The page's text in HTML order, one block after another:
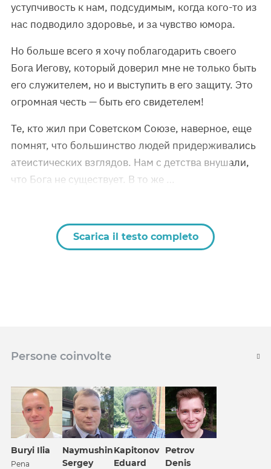
уступчивость к нам, подсудимым, когда кого-то из
нас подводило здоровье, и за чувство юмора.
Но больше всего я хочу поблагодарить своего
Бога Иегову, который доверил мне не только быть
его служителем, но и выступить в его защиту. Это
огромная честь — быть его свидетелем!
Те, кто жил при Советском Союзе, наверное, еще
помнят, что большинство людей придерживались
атеистических взглядов. Нам с детства внушали,
что Бога не существует. В то же …
Scarica il testo completo
Persone coinvolte
Buryi Ilia
Pena
Naymushin
Sergey
Kapitonov
Eduard
Petrov
Denis